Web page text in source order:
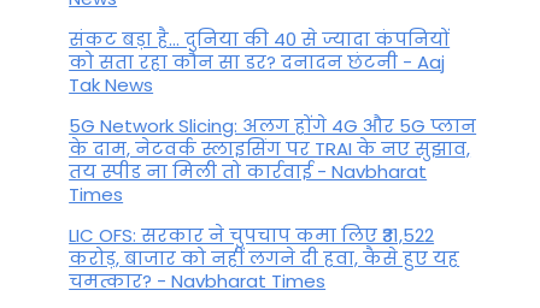
By November 13, 2025
संकट बड़ा है... दुनिया की 40 से ज्यादा कंपनियों
को सता रहा कौन सा डर? दनादन छंटनी - Aaj
Tak News
5G Network Slicing: अलग होंगे 4G और 5G प्लान
के दाम, नेटवर्क स्लाइसिंग पर TRAI के नए सुझाव,
तय स्पीड ना मिली तो कार्रवाई - Navbharat
Times
LIC OFS: सरकार ने चुपचाप कमा लिए ₹31,522
करोड़, बाजार को नहीं लगने दी हवा, कैसे हुए यह
चमत्कार? - Navbharat Times